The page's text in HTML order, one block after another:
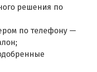
решения по
по телефону —